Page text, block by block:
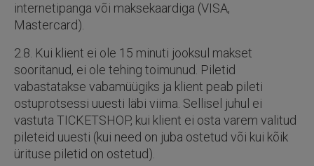
internetipanga või maksekaardiga (VISA,
Mastercard).
2.8. Kui klient ei ole 15 minuti jooksul makset
sooritanud, ei ole tehing toimunud. Piletid
vabastatakse vabamüügiks ja klient peab pileti
ostuprotsessi uuesti läbi viima. Sellisel juhul ei
vastuta TICKETSHOP, kui klient ei osta varem valitud
pileteid uuesti (kui need on juba ostetud või kui kõik
ürituse piletid on ostetud).